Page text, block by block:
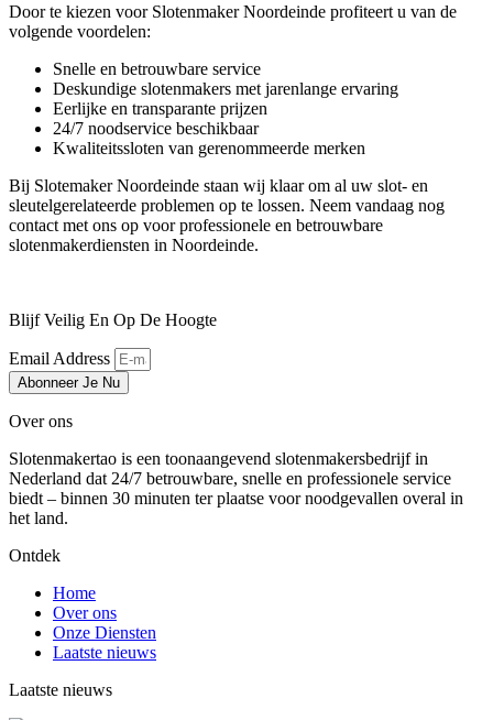
Door te kiezen voor Slotenmaker Noordeinde profiteert u van de
volgende voordelen:
Snelle en betrouwbare service
Deskundige slotenmakers met jarenlange ervaring
Eerlijke en transparante prijzen
24/7 noodservice beschikbaar
Kwaliteitssloten van gerenommeerde merken
Bij Slotemaker Noordeinde staan wij klaar om al uw slot- en
sleutelgerelateerde problemen op te lossen. Neem vandaag nog
contact met ons op voor professionele en betrouwbare
slotenmakerdiensten in Noordeinde.
Blijf Veilig En Op De Hoogte
Email Address
Abonneer Je Nu
Over ons
Slotenmakertao is een toonaangevend slotenmakersbedrijf in
Nederland dat 24/7 betrouwbare, snelle en professionele service
biedt – binnen 30 minuten ter plaatse voor noodgevallen overal in
het land.
Ontdek
Home
Over ons
Onze Diensten
Laatste nieuws
Laatste nieuws